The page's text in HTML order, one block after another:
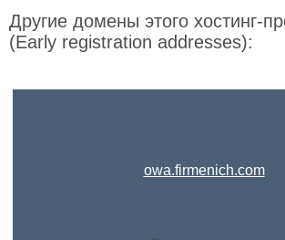
Другие домены этого хостинг-
(Early registration addresses):
owa.firmenich.com